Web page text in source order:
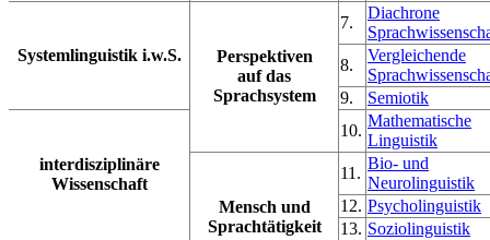
Systemlinguistik i.w.S.
Perspektiven
auf das
Sprachsystem
7.
Diachrone
8.
Vergleichende
9.
Semiotik
interdisziplinäre
Wissenschaft
10.
Mathematische
Linguistik
Mensch und
Sprachtätigkeit
11.
Bio- und
Neurolinguistik
12. Psycholinguistik
13. Soziolinguistik